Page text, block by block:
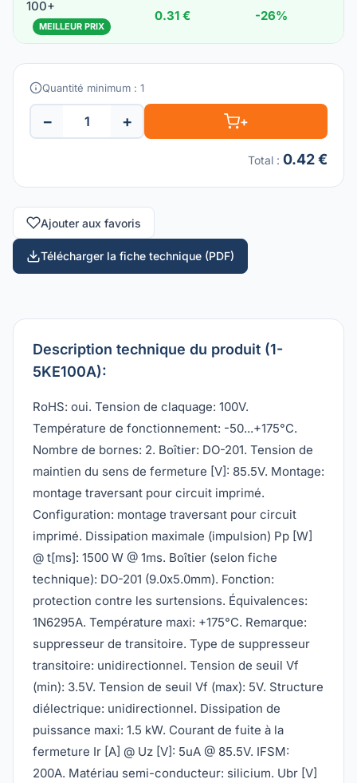
100+
MEILLEUR PRIX
0.31 € -26%
Quantité minimum : 1
− + +
Total : 0.42 €
Ajouter aux favoris
Télécharger la fiche technique (PDF)
Description technique du produit (1-
5KE100A):
RoHS: oui. Tension de claquage: 100V.
Température de fonctionnement: -50...+175°C.
Nombre de bornes: 2. Boîtier: DO-201. Tension de
maintien du sens de fermeture [V]: 85.5V. Montage:
montage traversant pour circuit imprimé.
Configuration: montage traversant pour circuit
imprimé. Dissipation maximale (impulsion) Pp [W]
@ t[ms]: 1500 W @ 1ms. Boîtier (selon fiche
technique): DO-201 (9.0x5.0mm). Fonction:
protection contre les surtensions. Équivalences:
1N6295A. Température maxi: +175°C. Remarque:
suppresseur de transitoire. Type de suppresseur
transitoire: unidirectionnel. Tension de seuil Vf
(min): 3.5V. Tension de seuil Vf (max): 5V. Structure
diélectrique: unidirectionnel. Dissipation de
puissance maxi: 1.5 kW. Courant de fuite à la
fermeture Ir [A] @ Uz [V]: 5uA @ 85.5V. IFSM:
200A. Matériau semi-conducteur: silicium. Ubr [V]